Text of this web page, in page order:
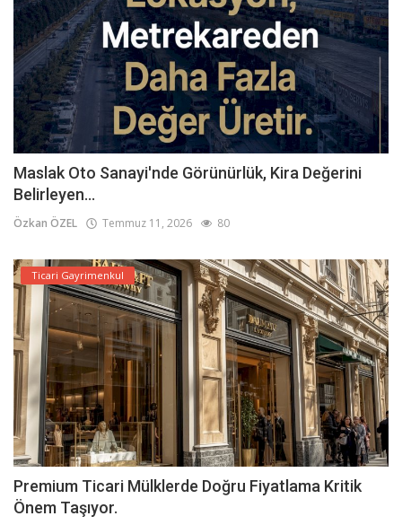
Maslak Oto Sanayi'nde Görünürlük, Kira Değerini
Belirleyen...
Özkan ÖZEL Temmuz 11, 2026 80
Ticari Gayrimenkul
Premium Ticari Mülklerde Doğru Fiyatlama Kritik
Önem Taşıyor.